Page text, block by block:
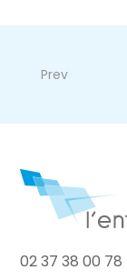
Prev
02 37 38 00 78